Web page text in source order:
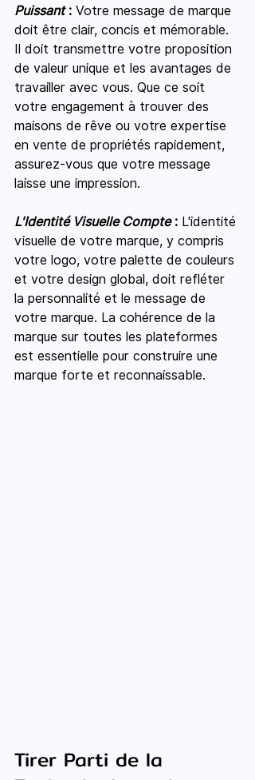
Puissant : Votre message de marque
doit être clair, concis et mémorable.
Il doit transmettre votre proposition
de valeur unique et les avantages de
travailler avec vous. Que ce soit
votre engagement à trouver des
maisons de rêve ou votre expertise
en vente de propriétés rapidement,
assurez-vous que votre message
laisse une impression.
L'Identité Visuelle Compte : L'identité
visuelle de votre marque, y compris
votre logo, votre palette de couleurs
et votre design global, doit refléter
la personnalité et le message de
votre marque. La cohérence de la
marque sur toutes les plateformes
est essentielle pour construire une
marque forte et reconnaissable.
Tirer Parti de la